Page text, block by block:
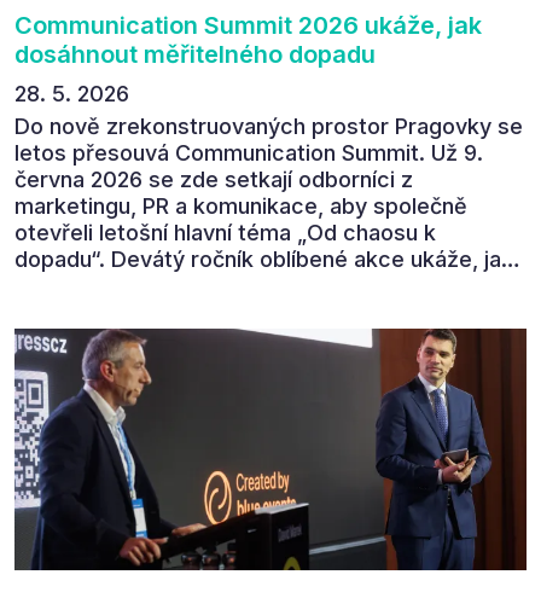
Communication Summit 2026 ukáže, jak
dosáhnout měřitelného dopadu
28. 5. 2026
Do nově zrekonstruovaných prostor Pragovky se
letos přesouvá Communication Summit. Už 9.
června 2026 se zde setkají odborníci z
marketingu, PR a komunikace, aby společně
otevřeli letošní hlavní téma „Od chaosu k
dopadu“. Devátý ročník oblíbené akce ukáže, jak